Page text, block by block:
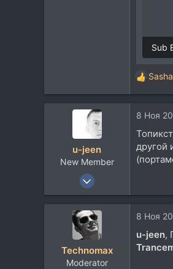
Р
е
к
и
и
:
u-jeen
New Member
8 Дек 2009
Konigsberg
8 Ноя
другой
Technomax
Moderator
8 Ноя
u-jeen,